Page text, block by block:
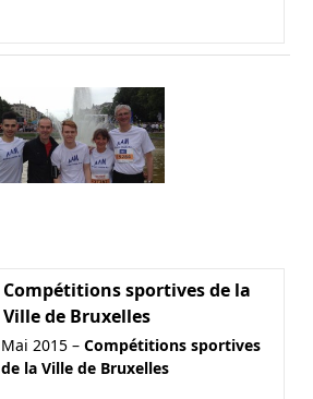
Compétitions sportives de la
Ville de Bruxelles
Mai 2015 – Compétitions sportives
de la Ville de Bruxelles